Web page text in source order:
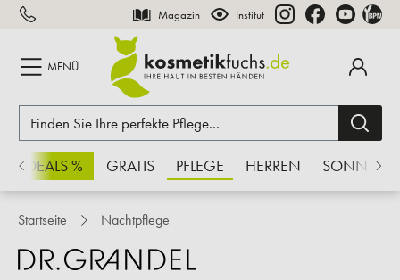
springen Magazin Institut
MENÜ
% GRATIS PFLEGE HERREN SONNE
Startseite Nachtpflege